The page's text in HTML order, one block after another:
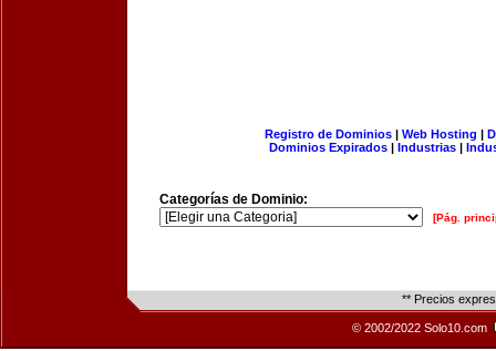
Registro de Dominios| Web Hosting |
Dominios Expirados | Industrias |
Categorías de Dominio:
[Pág.
** Precios
© 2002/2022 Solo10.com